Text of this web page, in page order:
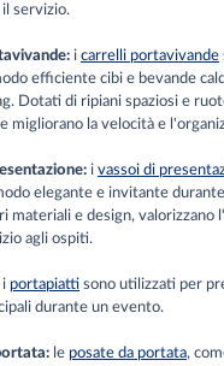
il servizio.
i carrelli portavivande
efficiente cibi e bevande
Dotati di ripiani spaziosi e
migliorano la velocità e
i vassoi di
elegante e invitante
materiali e design,
agli ospiti.
i portapiatti sono utilizzati per
durante un evento.
le posate da portata,